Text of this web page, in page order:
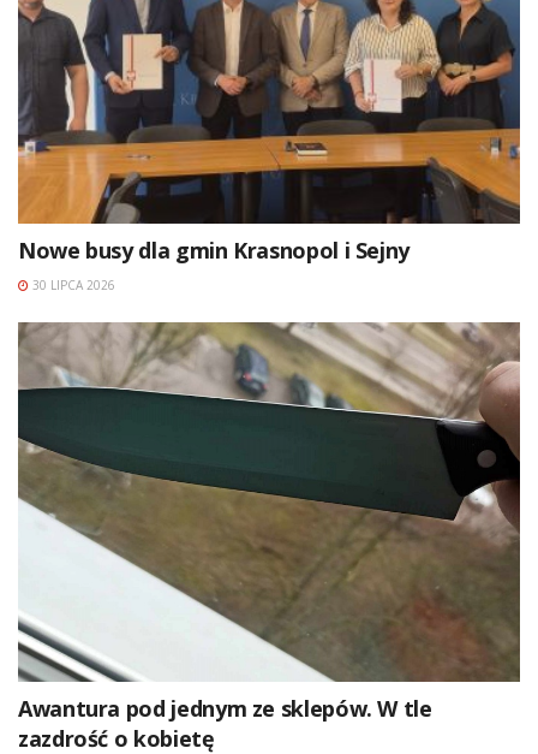
Nowe busy dla gmin Krasnopol i Sejny
30 LIPCA 2026
Awantura pod jednym ze sklepów. W tle
zazdrość o kobietę